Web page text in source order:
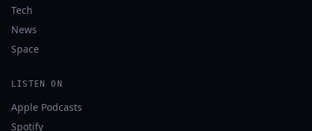
Tech
News
Space
LISTEN ON
Apple Podcasts
Spotify